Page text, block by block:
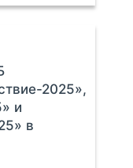
2025»,
и
в